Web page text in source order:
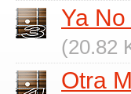
Ya
(20.82
Otra